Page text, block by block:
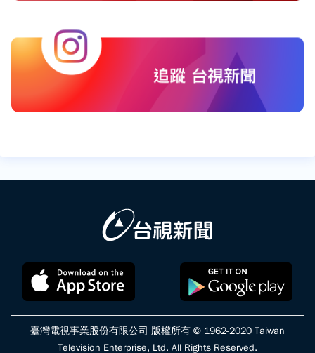
臺灣電視事業股份有限公司 版權所有 © 1962-2020 Taiwan
Television Enterprise, Ltd. All Rights Reserved.